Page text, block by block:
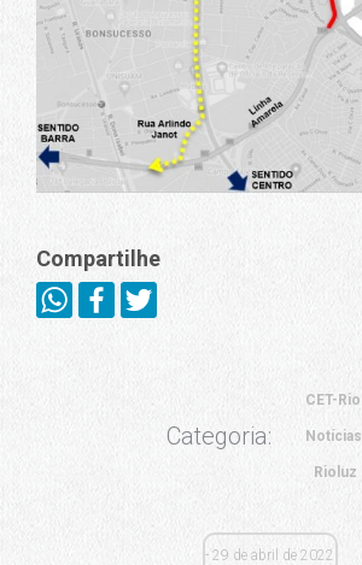
Compartilhe
Categoria:
CET-Rio
Notícias
Rioluz
29 de abril de 2022